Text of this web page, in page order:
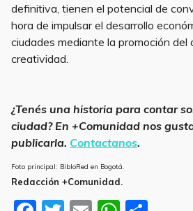
definitiva, tienen el potencial de
hora de impulsar el desarrollo
ciudades mediante la promoción del
creatividad.
¿Tenés una historia para contar
ciudad? En +Comunidad nos
publicarla. Contactanos.
Foto principal: BibloRed en Bogotá.
Redacción +Comunidad.